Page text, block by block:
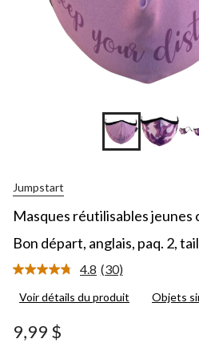
Jumpstart
Masques réutilisables jeunes
Bon départ, anglais, paq. 2,
4.8 Lire
30
(30)
Voir détails du produit Objets
9,99 $